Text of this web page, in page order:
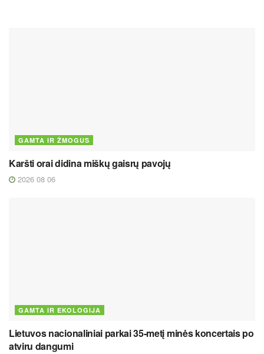
GAMTA IR ŽMOGUS
Karšti orai didina miškų gaisrų pavojų
2026 08 06
GAMTA IR EKOLOGIJA
Lietuvos nacionaliniai parkai 35-metį minės koncertais po
atviru dangumi